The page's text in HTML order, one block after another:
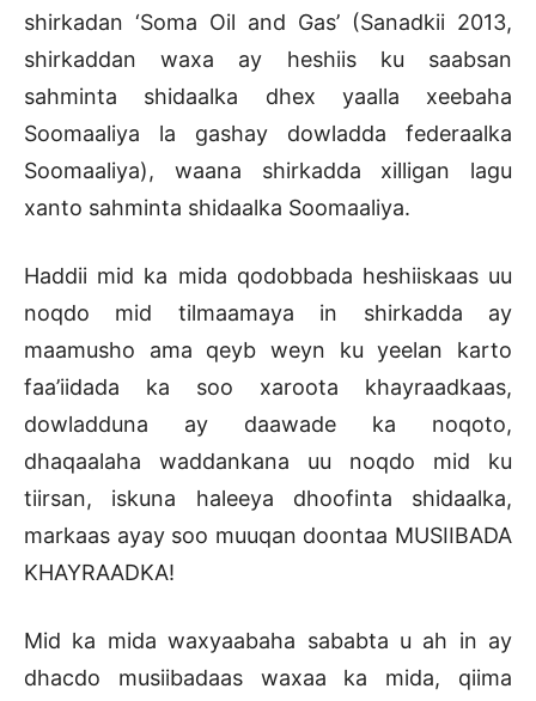
shirkadan ‘Soma Oil and Gas’ (Sanadkii 2013,
shirkaddan waxa ay heshiis ku saabsan
sahminta shidaalka dhex yaalla xeebaha
Soomaaliya la gashay dowladda federaalka
Soomaaliya), waana shirkadda xilligan lagu
xanto sahminta shidaalka Soomaaliya.
Haddii mid ka mida qodobbada heshiiskaas uu
noqdo mid tilmaamaya in shirkadda ay
maamusho ama qeyb weyn ku yeelan karto
faa’iidada ka soo xaroota khayraadkaas,
dowladduna ay daawade ka noqoto,
dhaqaalaha waddankana uu noqdo mid ku
tiirsan, iskuna haleeya dhoofinta shidaalka,
markaas ayay soo muuqan doontaa MUSIIBADA
KHAYRAADKA!
Mid ka mida waxyaabaha sababta u ah in ay
dhacdo musiibadaas waxaa ka mida, qiima